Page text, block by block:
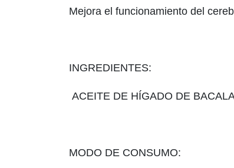
Mejora el funcionamiento del
INGREDIENTES:
ACEITE DE HÍGADO DE
MODO DE CONSUMO: